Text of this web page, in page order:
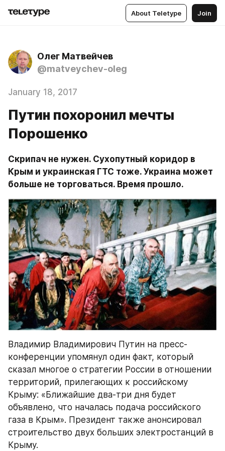
About Teletype Join
Олег Матвейчев
@matveychev-oleg
January 18, 2017
Путин похоронил мечты
Порошенко
Скрипач не нужен. Сухопутный коридор в
Крым и украинская ГТС тоже. Украина может
больше не торговаться. Время прошло.
Владимир Владимирович Путин на пресс-
конференции упомянул один факт, который
сказал многое о стратегии России в отношении
территорий, прилегающих к российскому
Крыму: «Ближайшие два-три дня будет
объявлено, что началась подача российского
газа в Крым». Президент также анонсировал
строительство двух больших электростанций в
Крыму.